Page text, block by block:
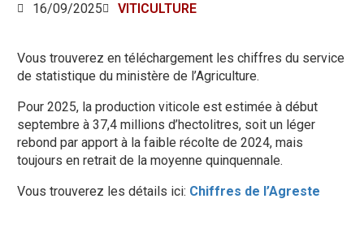
16/09/2025 VITICULTURE
Vous trouverez en téléchargement les chiffres du service
de statistique du ministère de l’Agriculture.
Pour 2025, la production viticole est estimée à début
septembre à 37,4 millions d’hectolitres, soit un léger
rebond par apport à la faible récolte de 2024, mais
toujours en retrait de la moyenne quinquennale.
Vous trouverez les détails ici: Chiffres de l’Agreste